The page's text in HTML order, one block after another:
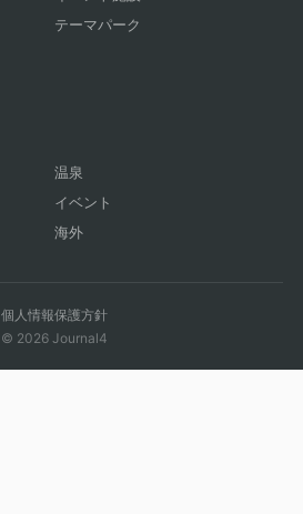
テーマパーク
温泉
イベント
海外
個人情報保護方針
© 2026 Journal4